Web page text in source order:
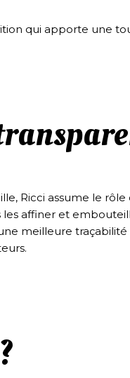
qui apporte une
Ricci assume le
affiner et
meilleure traçabilité